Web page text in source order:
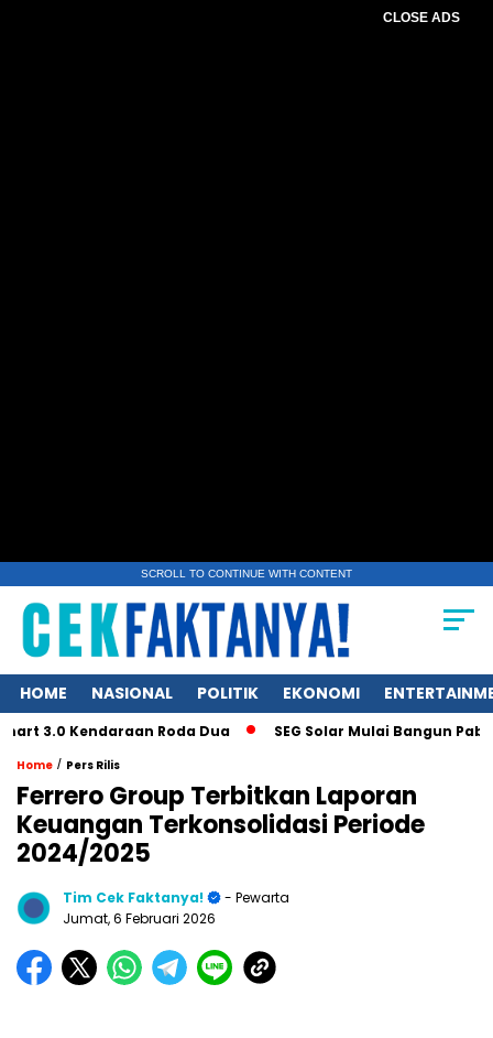
CLOSE ADS
SCROLL TO CONTINUE WITH CONTENT
HOME NASIONAL POLITIK EKONOMI
Kendaraan Roda Dua SEG Solar Mulai Bangun Pabrik
Home / Pers Rilis
Ferrero Group Terbitkan Laporan
Keuangan Terkonsolidasi Periode
2024/2025
Tim Cek Faktanya!
- Pewarta
Jumat, 6 Februari 2026